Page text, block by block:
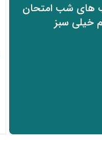
های شب امتحان
خیلی سبز